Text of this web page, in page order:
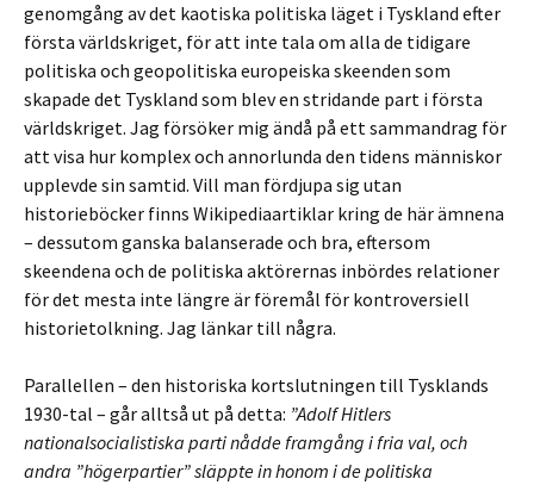
genomgång av det kaotiska politiska läget i Tyskland efter
första världskriget, för att inte tala om alla de tidigare
politiska och geopolitiska europeiska skeenden som
skapade det Tyskland som blev en stridande part i första
världskriget. Jag försöker mig ändå på ett sammandrag för
att visa hur komplex och annorlunda den tidens människor
upplevde sin samtid. Vill man fördjupa sig utan
historieböcker finns Wikipediaartiklar kring de här ämnena
– dessutom ganska balanserade och bra, eftersom
skeendena och de politiska aktörernas inbördes relationer
för det mesta inte längre är föremål för kontroversiell
historietolkning. Jag länkar till några.
Parallellen – den historiska kortslutningen till Tysklands
1930-tal – går alltså ut på detta: ”Adolf Hitlers
nationalsocialistiska parti nådde framgång i fria val, och
andra ”högerpartier” släppte in honom i de politiska